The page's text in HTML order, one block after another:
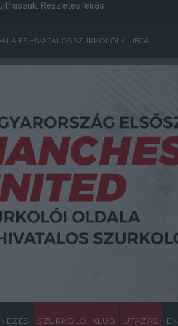
Részletes leírás
ÉS HIVATALOS SZURKOLÓI KLUBJA
SZURKOLÓI KLUB UTAZÁS